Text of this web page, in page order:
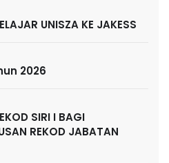
UNISZA KE JAKESS
2026
SIRI I BAGI
REKOD JABATAN